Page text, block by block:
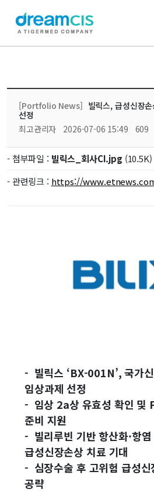
[Portfolio News] 빌릭스, 급성신장
선정
최고관리자
2026-07-06 15:49 609
- 첨부파일 : 빌릭스_회사CI.jpg
- 관련링크 : https://
- 빌릭스 ‘BX-001N’, 국가
임상과제 선정
- 임상 2a상 유효성 확인 및
준비 지원
- 빌리루빈 기반 항산화·항
급성신장손상 치료 기대
- 심장수술 후 고위험 급성신
공략